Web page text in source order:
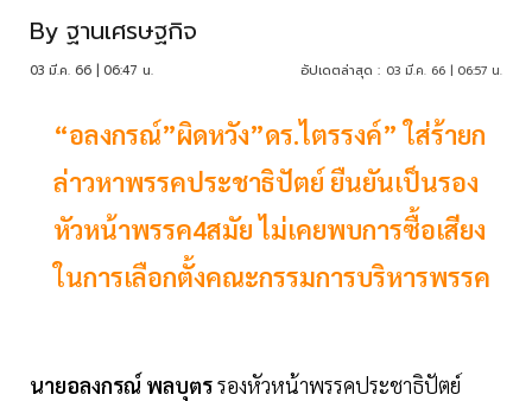
By ฐานเศรษฐกิจ
03 มี.ค. 66 | 06:47 น. อัปเดตล่าสุด : 03 มี.ค. 66 | 06:57 น.
“อลงกรณ์”ผิดหวัง”ดร.ไตรรงค์” ใส่ร้ายก
ล่าวหาพรรคประชาธิปัตย์ ยืนยันเป็นรอง
หัวหน้าพรรค4สมัย ไม่เคยพบการซื้อเสียง
ในการเลือกตั้งคณะกรรมการบริหารพรรค
นายอลงกรณ์ พลบุตรรองหัวหน้าพรรคประชาธิปัตย์